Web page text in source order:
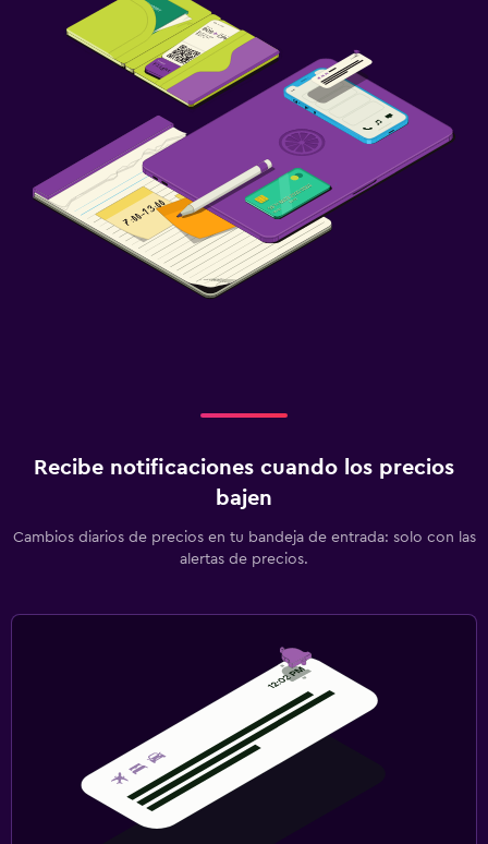
Recibe notificaciones cuando los precios
bajen
Cambios diarios de precios en tu bandeja de entrada: solo con las
alertas de precios.